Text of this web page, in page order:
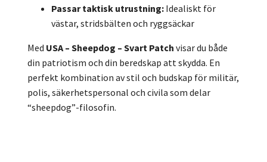
Passar taktisk utrustning: Idealiskt för
västar, stridsbälten och ryggsäckar
Med USA – Sheepdog – Svart Patch visar du både
din patriotism och din beredskap att skydda. En
perfekt kombination av stil och budskap för militär,
polis, säkerhetspersonal och civila som delar
“sheepdog”-filosofin.